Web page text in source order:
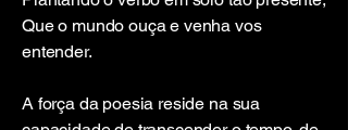
Que o mundo ouça e venha vos
entender.
A força da poesia reside na sua